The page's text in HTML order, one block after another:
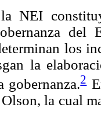
NEI
del
los
la
gobernanza.2
la cual